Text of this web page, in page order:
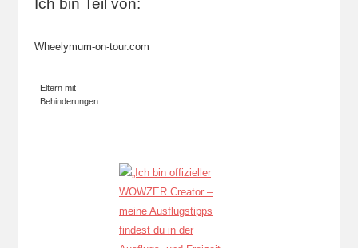
Ich bin Teil von:
Wheelymum-on-tour.com
Eltern mit
Behinderungen